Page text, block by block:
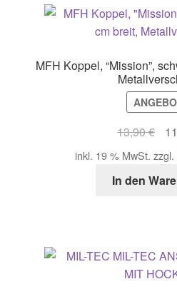
MFH Koppel, “Mission”,
13,90€
war:
inkl. 19 % MwSt. zzgl.
In den